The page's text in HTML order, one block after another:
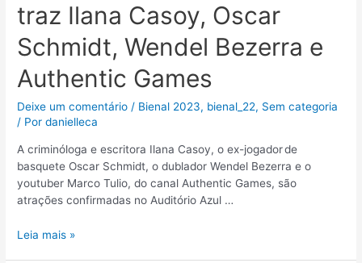
traz Ilana Casoy, Oscar
Schmidt, Wendel Bezerra e
Authentic Games
Deixe um comentário / Bienal 2023, bienal_22, Sem categoria
/ Pordanielleca
A criminóloga e escritora Ilana Casoy, o ex-jogador de
basquete Oscar Schmidt, o dublador Wendel Bezerra e o
youtuber Marco Tulio, do canal Authentic Games, são
atrações confirmadas no Auditório Azul …
Leia mais »